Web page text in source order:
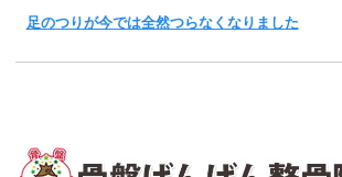
足のつりが今では全然つらなくなりました